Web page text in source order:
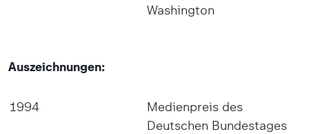
Washington
Auszeichnungen:
1994
Medienpreis des
Deutschen Bundestages